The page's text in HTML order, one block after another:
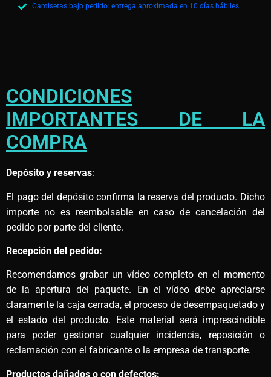
Camisetas bajo pedido: entrega aproximada en 10 días hábiles
CONDICIONES
IMPORTANTES DE LA
COMPRA
Depósito y reservas:
El pago del depósito confirma la reserva del producto. Dicho
importe no es reembolsable en caso de cancelación del
pedido por parte del cliente.
Recepción del pedido:
Recomendamos grabar un vídeo completo en el momento
de la apertura del paquete. En el vídeo debe apreciarse
claramente la caja cerrada, el proceso de desempaquetado y
el estado del producto. Este material será imprescindible
para poder gestionar cualquier incidencia, reposición o
reclamación con el fabricante o la empresa de transporte.
Productos dañados o con defectos: